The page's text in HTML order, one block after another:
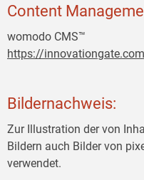
Content
womodo CMS™
https://
Bildernachweis:
Zur Illustration der von
Bildern auch Bilder von
verwendet.